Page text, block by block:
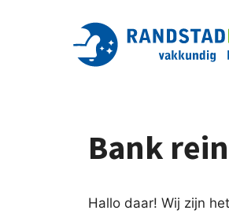
Bank
Hallo daar! Wij zijn